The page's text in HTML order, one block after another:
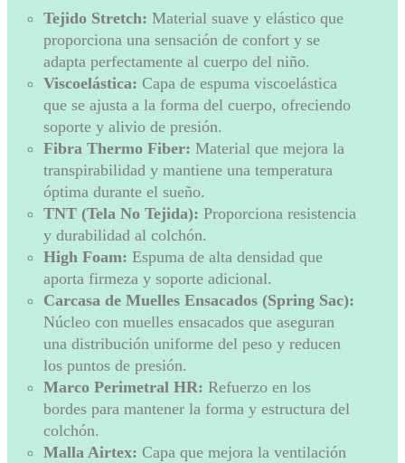
Tejido Stretch: Material suave y elástico que
proporciona una sensación de confort y se
adapta perfectamente al cuerpo del niño.
Viscoelástica: Capa de espuma viscoelástica
que se ajusta a la forma del cuerpo, ofreciendo
soporte y alivio de presión.
Fibra Thermo Fiber: Material que mejora la
transpirabilidad y mantiene una temperatura
óptima durante el sueño.
TNT (Tela No Tejida): Proporciona resistencia
y durabilidad al colchón.
High Foam: Espuma de alta densidad que
aporta firmeza y soporte adicional.
Carcasa de Muelles Ensacados (Spring Sac):
Núcleo con muelles ensacados que aseguran
una distribución uniforme del peso y reducen
los puntos de presión.
Marco Perimetral HR: Refuerzo en los
bordes para mantener la forma y estructura del
colchón.
Malla Airtex: Capa que mejora la ventilación